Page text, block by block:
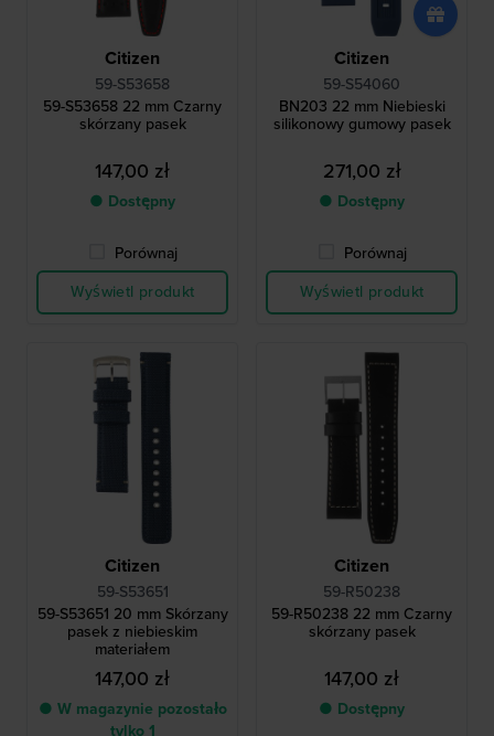
Citizen
59-S53658
59-S53658 22 mm Czarny
skórzany pasek
147,00 zł
● Dostępny
Porównaj
Wyświetl produkt
Citizen
59-S54060
BN203 22 mm Niebieski
silikonowy gumowy pasek
271,00 zł
● Dostępny
Porównaj
Wyświetl produkt
Citizen
59-S53651
59-S53651 20 mm Skórzany
pasek z niebieskim
materiałem
147,00 zł
● W magazynie pozostało
tylko 1
Citizen
59-R50238
59-R50238 22 mm Czarny
skórzany pasek
147,00 zł
● Dostępny